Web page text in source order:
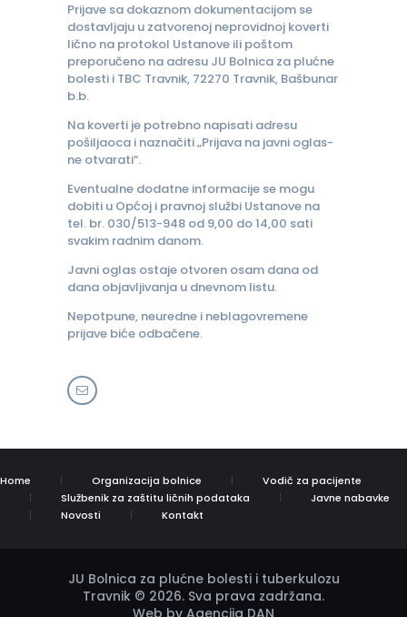
Prijave sa dokaznom dokumentacijom se
dostavljaju u zatvorenoj neprovidnoj koverti
lično na protokol Ustanove ili poštom
preporučeno na adresu JU Bolnica za plućne
bolesti i TBC Travnik, 72270 Travnik, Bašbunar
b.b.
Na koverti je potrebno napisati adresu
pošiljaoca i naznačiti „Prijava na javni oglas-
ne otvarati“.
Eventualne dodatne informacije se mogu
dobiti u Općoj i pravnoj službi Ustanove na
tel. br. 030/513-948 od 9,00 do 14,00 sati
svakim radnim danom.
Javni oglas ostaje otvoren osam dana od
dana objavljivanja u dnevnom listu.
Nepotpune, neuredne i neblagovremene
prijave biće odbačene.
Home Organizacija bolnice
Vodič za pacijente
Službenik za zaštitu ličnih podataka
Javne nabavke
Novosti
Kontakt
JU Bolnica za plućne bolesti i tuberkulozu
Travnik © 2026. Sva prava zadržana.